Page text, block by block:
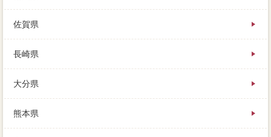
佐賀県
長崎県
大分県
熊本県